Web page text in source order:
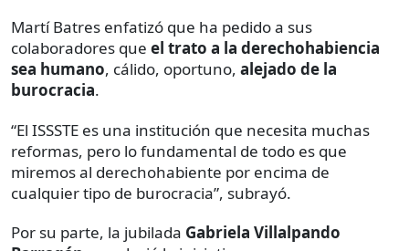
Martí Batres enfatizó que ha pedido a sus
colaboradores que el trato a la derechohabiencia
sea humano, cálido, oportuno, alejado de la
burocracia.
“El ISSSTE es una institución que necesita muchas
reformas, pero lo fundamental de todo es que
miremos al derechohabiente por encima de
cualquier tipo de burocracia”, subrayó.
Por su parte, la jubilada Gabriela Villalpando